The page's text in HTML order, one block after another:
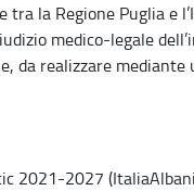
la Regione Puglia e
medico-legale
da realizzare
2021-2027